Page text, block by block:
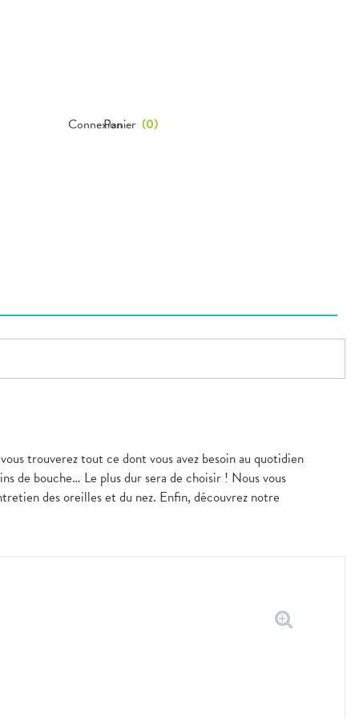
Connexion
Panier (0)
trouverez tout ce dont vous avez besoin au quotidien
de bouche… Le plus dur sera de choisir ! Nous vous
des oreilles et du nez. Enfin, découvrez notre